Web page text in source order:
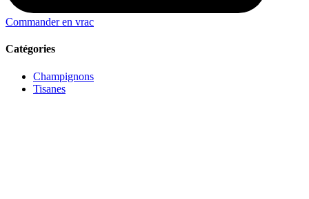
Commander en vrac
Catégories
Champignons
Tisanes